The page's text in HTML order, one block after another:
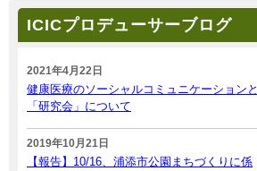
ICICプロデューサーブログ
2021年4月22日
健康医療のソーシャルコミュニケーションと
「研究会」について
2019年10月21日
【報告】10/16、浦添市公園まちづくりに係